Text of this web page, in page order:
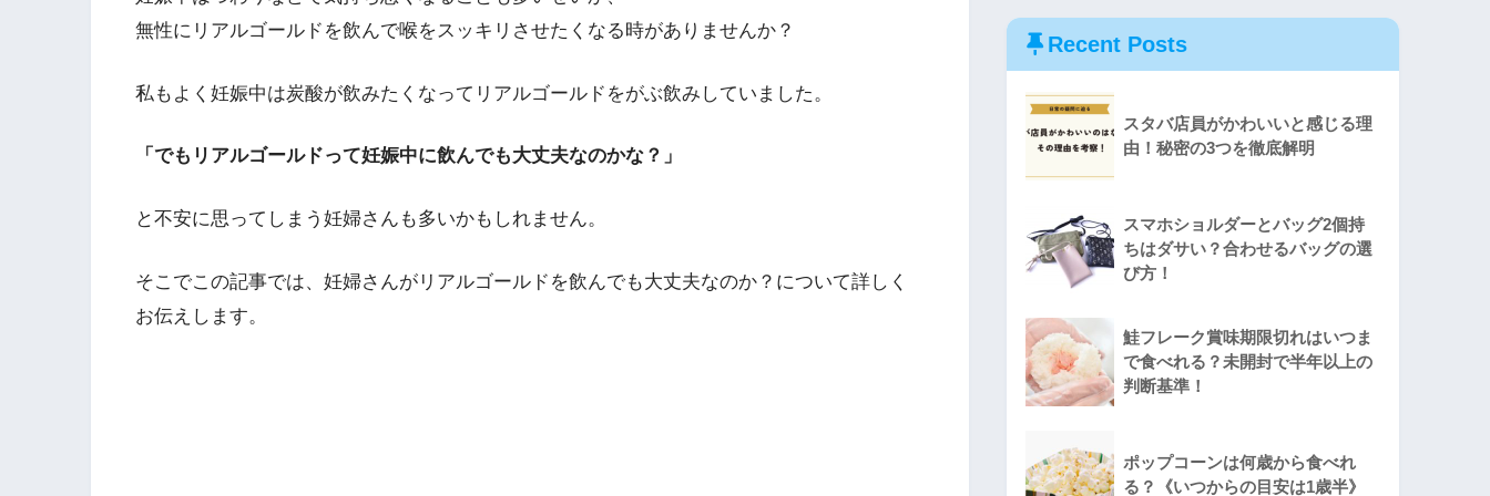
無性にリアルゴールドを飲んで喉をスッキリさせたくなる時がありませんか？
私もよく妊娠中は炭酸が飲みたくなってリアルゴールドをがぶ飲みしていました。
「でもリアルゴールドって妊娠中に飲んでも大丈夫なのかな？」
と不安に思ってしまう妊婦さんも多いかもしれません。
そこでこの記事では、妊婦さんがリアルゴールドを飲んでも大丈夫なのか？について詳しく
お伝えします。
Recent Posts
スタバ店員がかわいいと感じる理
由！秘密の3つを徹底解明
スマホショルダーとバッグ2個持
ちはダサい？合わせるバッグの選
び方！
鮭フレーク賞味期限切れはいつま
で食べれる？未開封で半年以上の
判断基準！
ポップコーンは何歳から食べれ
る？《いつからの目安は1歳半》